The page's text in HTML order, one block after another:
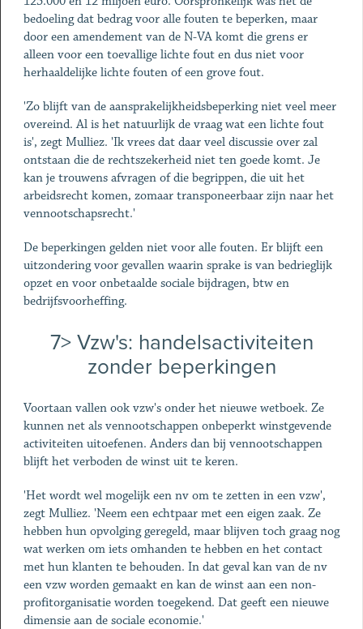
bedoeling dat bedrag voor alle fouten te beperken, maar
door een amendement van de N-VA komt die grens er
alleen voor een toevallige lichte fout en dus niet voor
herhaaldelijke lichte fouten of een grove fout.
'Zo blijft van de aansprakelijkheidsbeperking niet veel meer
overeind. Al is het natuurlijk de vraag wat een lichte fout
is', zegt Mulliez. 'Ik vrees dat daar veel discussie over zal
ontstaan die de rechtszekerheid niet ten goede komt. Je
kan je trouwens afvragen of die begrippen, die uit het
arbeidsrecht komen, zomaar transponeerbaar zijn naar het
vennootschapsrecht.'
De beperkingen gelden niet voor alle fouten. Er blijft een
uitzondering voor gevallen waarin sprake is van bedrieglijk
opzet en voor onbetaalde sociale bijdragen, btw en
bedrijfsvoorheffing.
7> Vzw's: handelsactiviteiten
zonder beperkingen
Voortaan vallen ook vzw's onder het nieuwe wetboek. Ze
kunnen net als vennootschappen onbeperkt winstgevende
activiteiten uitoefenen. Anders dan bij vennootschappen
blijft het verboden de winst uit te keren.
'Het wordt wel mogelijk een nv om te zetten in een vzw',
zegt Mulliez. 'Neem een echtpaar met een eigen zaak. Ze
hebben hun opvolging geregeld, maar blijven toch graag nog
wat werken om iets omhanden te hebben en het contact
met hun klanten te behouden. In dat geval kan van de nv
een vzw worden gemaakt en kan de winst aan een non-
profitorganisatie worden toegekend. Dat geeft een nieuwe
dimensie aan de sociale economie.'